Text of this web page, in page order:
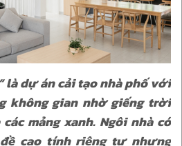
là dự án cải tạo nhà phố với
không gian nhờ giếng trời
mảng xanh. Ngôi nhà có
cao tính riêng tư nhưng